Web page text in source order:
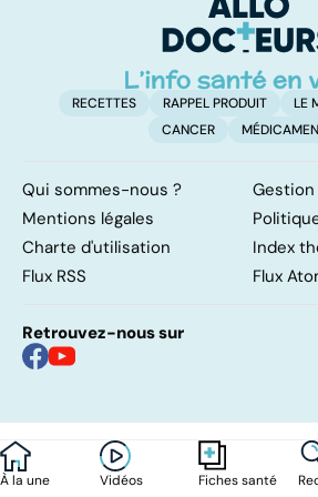
À la une Vidéos Fiches santé
RECETTES RAPPEL PRODUIT
LE
CANCER
Qui sommes-nous ?
Mentions légales
Charte d'utilisation
Index
Flux RSS
Flux
Retrouvez-nous sur